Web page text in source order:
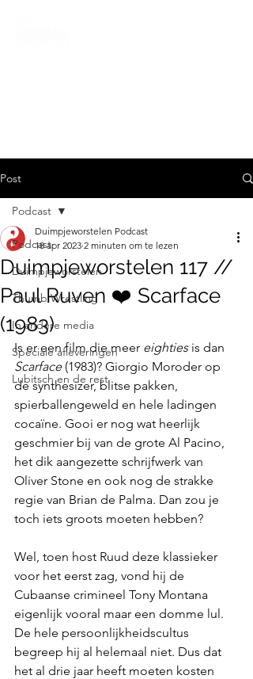
Post
Podcast
Duimpjeworstelen
Thumb Wrestling
In andere media
Speciale afleveringen
Lubitsch en de rest
Podcast
Duimpjeworstelen 117 //
Paul Ruven ❤️️ Scarface
(1983)
Duimpjeworstelen Podcast
18 apr 2023 2 minuten om te lezen
Is er een film die meer eighties is dan
Scarface (1983)? Giorgio Moroder op
de synthesizer, blitse pakken,
spierballengeweld en hele ladingen
cocaïne. Gooi er nog wat heerlijk
geschmier bij van de grote Al Pacino,
het dik aangezette schrijfwerk van
Oliver Stone en ook nog de strakke
regie van Brian de Palma. Dan zou je
toch iets groots moeten hebben?
Wel, toen host Ruud deze klassieker
voor het eerst zag, vond hij de
Cubaanse crimineel Tony Montana
eigenlijk vooral maar een domme lul.
De hele persoonlijkheidscultus
begreep hij al helemaal niet. Dus dat
het al drie jaar heeft moeten kosten